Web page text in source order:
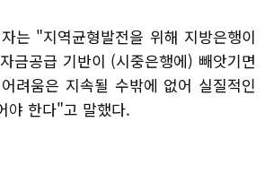
는 "지역균형발전을 위해 지방은행이
금공급 기반이 (시중은행에) 빼앗기면
려움은 지속될 수밖에 없어 실질적인
야 한다"고 말했다.